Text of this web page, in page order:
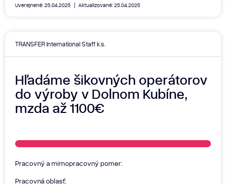
Uverejnené: 25.04.2025 Aktualizované: 25.04.2025
TRANSFER International Staff k.s.
Hľadáme šikovných operátorov
do výroby v Dolnom Kubíne,
mzda až 1100€
Pracovný a mimopracovný pomer:
Pracovná oblasť: